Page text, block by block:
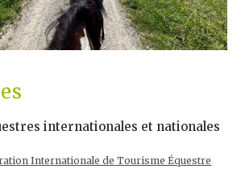
internationales et nationales
Internationale de Tourisme Équestre